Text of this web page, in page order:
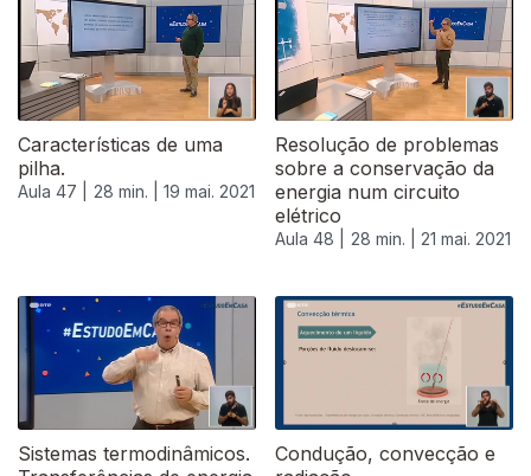
Características de uma
pilha.
Aula 47 | 28 min. | 19 mai. 2021
Resolução de problemas
sobre a conservação da
energia num circuito
elétrico
Aula 48 | 28 min. | 21 mai. 2021
Sistemas termodinâmicos.
Condução, convecção e